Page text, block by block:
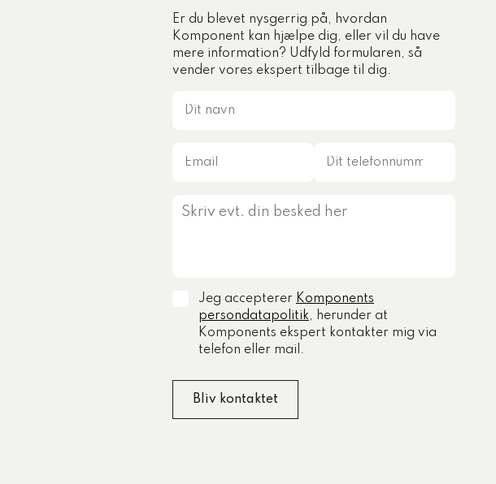
Er du blevet nysgerrig på, hvordan
Komponent kan hjælpe dig, eller vil du have
mere information? Udfyld formularen, så
vender vores ekspert tilbage til dig.
Jeg accepterer Komponents
persondatapolitik, herunder at
Komponents ekspert kontakter mig via
telefon eller mail.